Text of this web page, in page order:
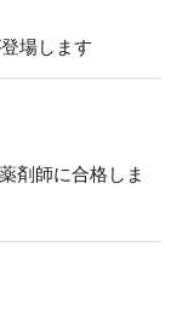
場します
剤師に合格しま